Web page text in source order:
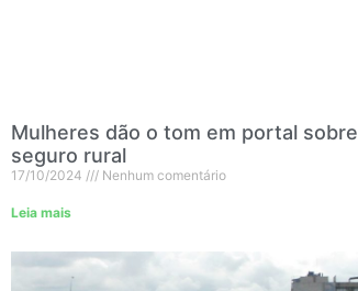
Mulheres dão o tom em portal sobre
seguro rural
17/10/2024 Nenhum comentário
Leia mais